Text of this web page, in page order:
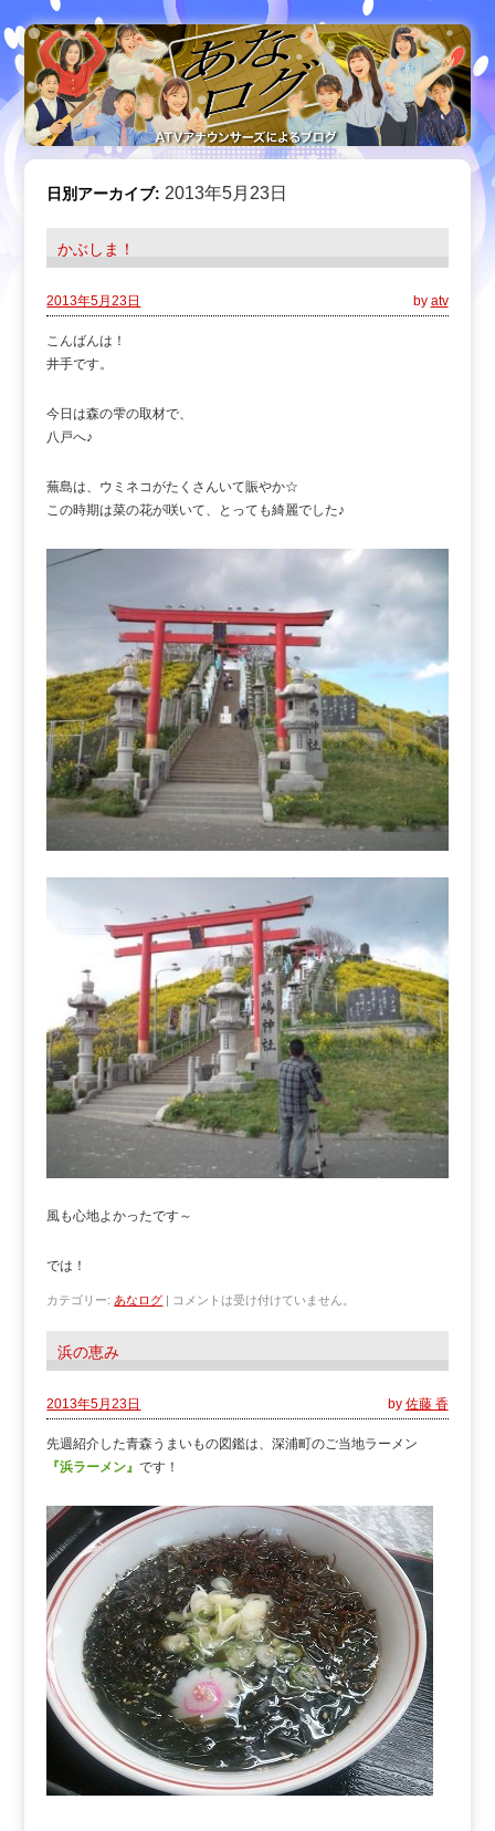
日別アーカイブ:2013年5月23日
かぶしま！
2013年5月23日 by atv
こんばんは！
井手です。
今日は森の雫の取材で、
八戸へ♪
蕪島は、ウミネコがたくさんいて賑やか☆
この時期は菜の花が咲いて、とっても綺麗でした♪
風も心地よかったです～
では！
カテゴリー: あなログ | コメントは受け付けていません。
浜の恵み
2013年5月23日 by 佐藤 香
先週紹介した青森うまいもの図鑑は、深浦町のご当地ラーメン
『浜ラーメン』です！